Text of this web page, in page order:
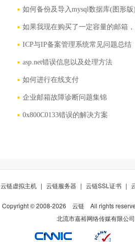
如何备份及导入mysql数据库(图形版)
如果我现在购买了一定容量的邮箱
ICP与IP备案管理系统常见问题总结
asp.net错误信息以及处理方法
如何进行在线支付
企业邮箱故障诊断问题集锦
0x800C0133错误的解决方案
云链虚拟主机 | 云链服务器 | 云链SSL证书 |
Copyright © 2008-2026 云链 All rights
北流市嘉裕网络传媒有限公